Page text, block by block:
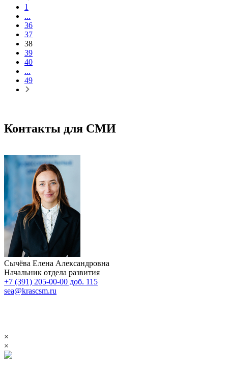
1
...
36
37
38
39
40
...
49
Контакты для СМИ
Сычёва Елена Александровна
Начальник отдела развития
+7 (391) 205-00-00 доб. 115
sea@krascsm.ru
×
×